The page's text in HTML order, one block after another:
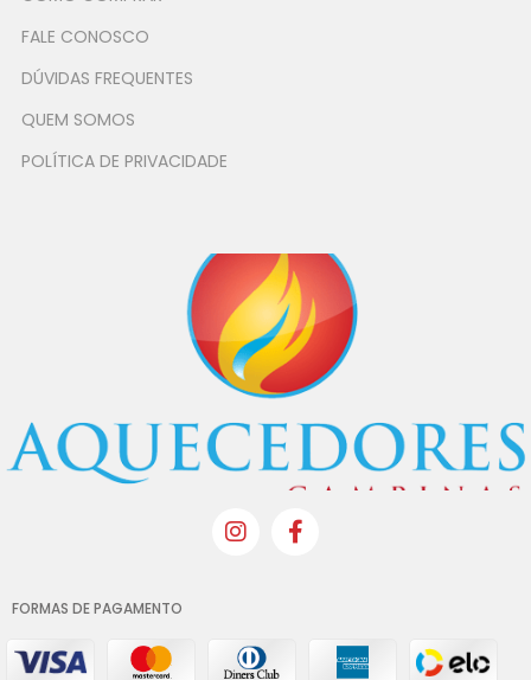
FALE CONOSCO
DÚVIDAS FREQUENTES
QUEM SOMOS
POLÍTICA DE PRIVACIDADE
FORMAS DE PAGAMENTO